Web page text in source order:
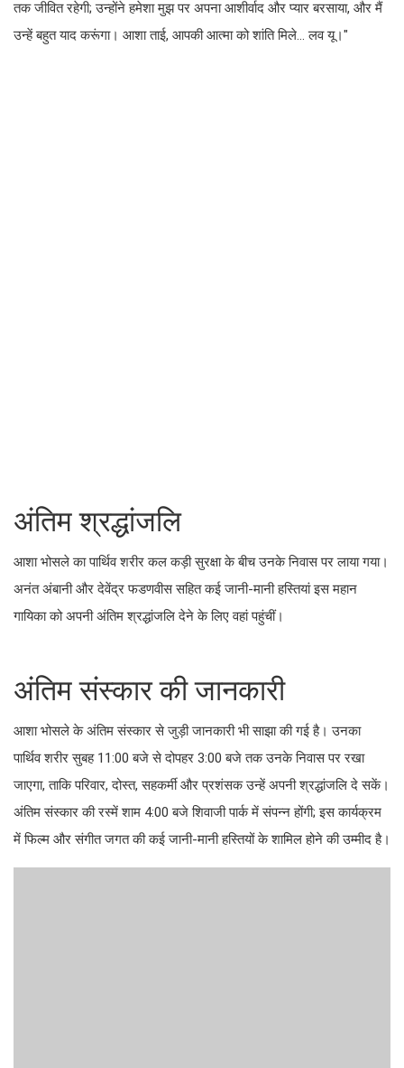
तक जीवित रहेगी; उन्होंने हमेशा मुझ पर अपना आशीर्वाद और प्यार बरसाया, और मैं
उन्हें बहुत याद करूंगा। आशा ताई, आपकी आत्मा को शांति मिले... लव यू।"
अंतिम श्रद्धांजलि
आशा भोसले का पार्थिव शरीर कल कड़ी सुरक्षा के बीच उनके निवास पर लाया गया।
अनंत अंबानी और देवेंद्र फडणवीस सहित कई जानी-मानी हस्तियां इस महान
गायिका को अपनी अंतिम श्रद्धांजलि देने के लिए वहां पहुंचीं।
अंतिम संस्कार की जानकारी
आशा भोसले के अंतिम संस्कार से जुड़ी जानकारी भी साझा की गई है। उनका
पार्थिव शरीर सुबह 11:00 बजे से दोपहर 3:00 बजे तक उनके निवास पर रखा
जाएगा, ताकि परिवार, दोस्त, सहकर्मी और प्रशंसक उन्हें अपनी श्रद्धांजलि दे सकें।
अंतिम संस्कार की रस्में शाम 4:00 बजे शिवाजी पार्क में संपन्न होंगी; इस कार्यक्रम
में फिल्म और संगीत जगत की कई जानी-मानी हस्तियों के शामिल होने की उम्मीद है।